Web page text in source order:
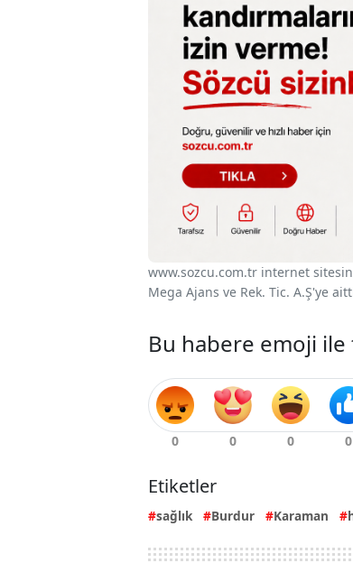
www.sozcu.com.tr internet
Mega Ajans ve Rek. Tic. A.Ş'ye
Bu habere emoji
Etiketler
sağlık Burdur Karaman